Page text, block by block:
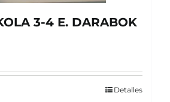
3-4 E. DARABOK
Detalles